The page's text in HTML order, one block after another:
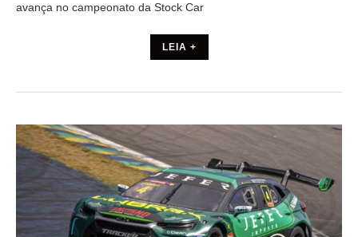
avança no campeonato da Stock Car
LEIA +